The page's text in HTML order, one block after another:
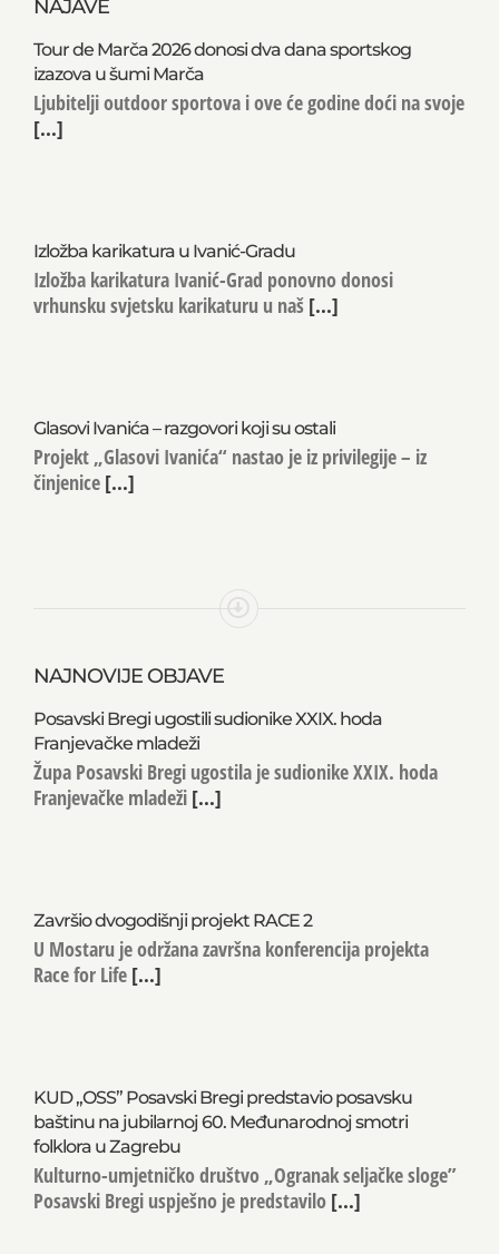
NAJAVE
Tour de Marča 2026 donosi dva dana sportskog
izazova u šumi Marča
Ljubitelji outdoor sportova i ove će godine doći na svoje
[...]
Izložba karikatura u Ivanić-Gradu
Izložba karikatura Ivanić-Grad ponovno donosi
vrhunsku svjetsku karikaturu u naš [...]
Glasovi Ivanića – razgovori koji su ostali
Projekt „Glasovi Ivanića“ nastao je iz privilegije – iz
činjenice [...]
NAJNOVIJE OBJAVE
Posavski Bregi ugostili sudionike XXIX. hoda
Franjevačke mladeži
Župa Posavski Bregi ugostila je sudionike XXIX. hoda
Franjevačke mladeži [...]
Završio dvogodišnji projekt RACE 2
U Mostaru je održana završna konferencija projekta
Race for Life [...]
KUD „OSS” Posavski Bregi predstavio posavsku
baštinu na jubilarnoj 60. Međunarodnoj smotri
folklora u Zagrebu
Kulturno-umjetničko društvo „Ogranak seljačke sloge”
Posavski Bregi uspješno je predstavilo [...]